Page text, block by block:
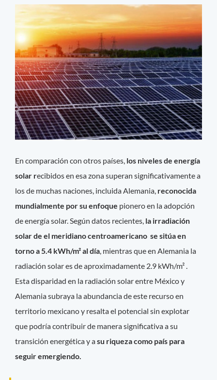
En comparación con otros países, los niveles de energía
solar recibidos en esa zona superan significativamente a
los de muchas naciones, incluida Alemania, reconocida
mundialmente por su enfoque pionero en la adopción
de energía solar. Según datos recientes, la irradiación
solar de el meridiano centroamericano se sitúa en
torno a 5.4 kWh/m² al día , mientras que en Alemania la
radiación solar es de aproximadamente 2.9 kWh/m² .
Esta disparidad en la radiación solar entre México y
Alemania subraya la abundancia de este recurso en
territorio mexicano y resalta el potencial sin explotar
que podría contribuir de manera significativa a su
transición energética y asu riqueza como país para
seguir emergiendo.